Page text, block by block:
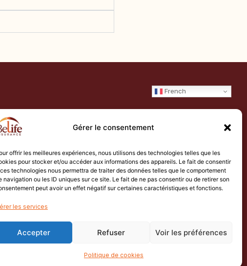
Gérer le consentement
offrir les meilleures expériences, nous utilisons des technologies telles que les
pour stocker et/ou accéder aux informations des appareils. Le fait de consentir
technologies nous permettra de traiter des données telles que le comportement
navigation ou les ID uniques sur ce site. Le fait de ne pas consentir ou de retirer son
peut avoir un effet négatif sur certaines caractéristiques et fonctions.
les services
Accepter Refuser Voir les préférences
Politique de cookies
French
Inscription à la Newsletter
Inscrivez-vous pour recevoir nos dernières actualités et offres.
S'inscrire
En vous inscrivant, vous acceptez nos Conditions Générales.